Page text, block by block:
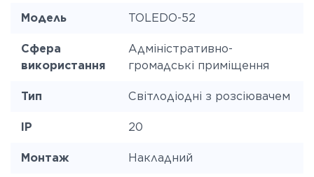
Модель TOLEDO-52
Сфера
використання
Адміністративно-
громадські приміщення
Тип Світлодіодні з розсіювачем
IP 20
Монтаж Накладний